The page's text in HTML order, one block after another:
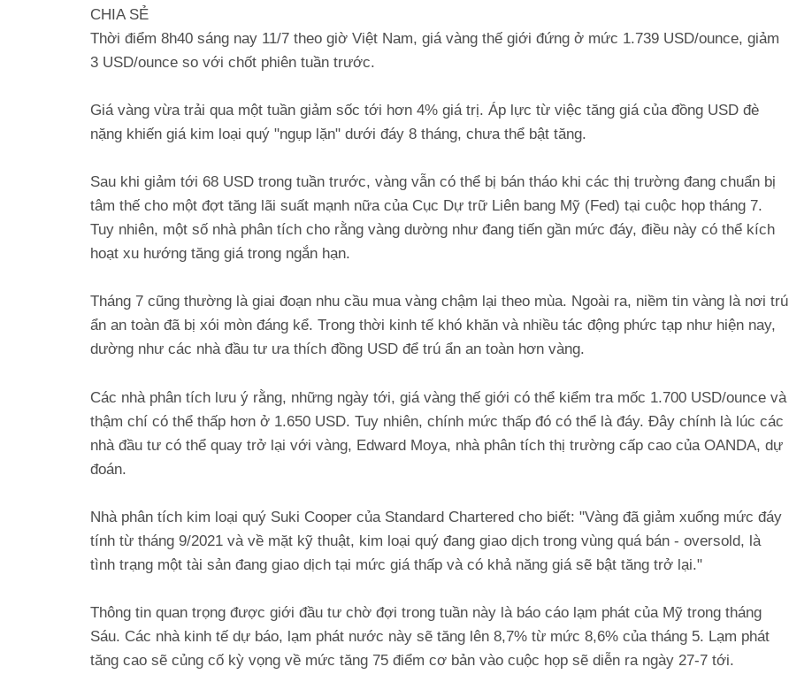
CHIA SẺ
Thời điểm 8h40 sáng nay 11/7 theo giờ Việt Nam, giá vàng thế giới đứng ở mức 1.739 USD/ounce, giảm
3 USD/ounce so với chốt phiên tuần trước.
Giá vàng vừa trải qua một tuần giảm sốc tới hơn 4% giá trị. Áp lực từ việc tăng giá của đồng USD đè
nặng khiến giá kim loại quý "ngụp lặn" dưới đáy 8 tháng, chưa thể bật tăng.
Sau khi giảm tới 68 USD trong tuần trước, vàng vẫn có thể bị bán tháo khi các thị trường đang chuẩn bị
tâm thế cho một đợt tăng lãi suất mạnh nữa của Cục Dự trữ Liên bang Mỹ (Fed) tại cuộc họp tháng 7.
Tuy nhiên, một số nhà phân tích cho rằng vàng dường như đang tiến gần mức đáy, điều này có thể kích
hoạt xu hướng tăng giá trong ngắn hạn.
Tháng 7 cũng thường là giai đoạn nhu cầu mua vàng chậm lại theo mùa. Ngoài ra, niềm tin vàng là nơi trú
ẩn an toàn đã bị xói mòn đáng kể. Trong thời kinh tế khó khăn và nhiều tác động phức tạp như hiện nay,
dường như các nhà đầu tư ưa thích đồng USD để trú ẩn an toàn hơn vàng.
Các nhà phân tích lưu ý rằng, những ngày tới, giá vàng thế giới có thể kiểm tra mốc 1.700 USD/ounce và
thậm chí có thể thấp hơn ở 1.650 USD. Tuy nhiên, chính mức thấp đó có thể là đáy. Đây chính là lúc các
nhà đầu tư có thể quay trở lại với vàng, Edward Moya, nhà phân tích thị trường cấp cao của OANDA, dự
đoán.
Nhà phân tích kim loại quý Suki Cooper của Standard Chartered cho biết: "Vàng đã giảm xuống mức đáy
tính từ tháng 9/2021 và về mặt kỹ thuật, kim loại quý đang giao dịch trong vùng quá bán - oversold, là
tình trạng một tài sản đang giao dịch tại mức giá thấp và có khả năng giá sẽ bật tăng trở lại."
Thông tin quan trọng được giới đầu tư chờ đợi trong tuần này là báo cáo lạm phát của Mỹ trong tháng
Sáu. Các nhà kinh tế dự báo, lạm phát nước này sẽ tăng lên 8,7% từ mức 8,6% của tháng 5. Lạm phát
tăng cao sẽ củng cố kỳ vọng về mức tăng 75 điểm cơ bản vào cuộc họp sẽ diễn ra ngày 27-7 tới.